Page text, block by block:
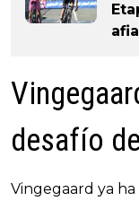
desafío
Vingegaard ya